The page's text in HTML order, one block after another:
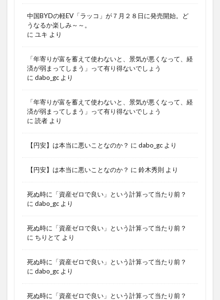
中国BYDの軽EV「ラッコ」が７月２８日に発売開始。ど
うなるか楽しみ～～。
に ユキ より
「年寄りが富を蓄えて使わないと、景気が悪くなって、経
済が弱まってしまう」って有り得ないでしょう
に dabo_gc より
「年寄りが富を蓄えて使わないと、景気が悪くなって、経
済が弱まってしまう」って有り得ないでしょう
に 読者 より
【円安】は本当に悪いことなのか？ に dabo_gc より
【円安】は本当に悪いことなのか？ に 鈴木秀則 より
死ぬ時に「資産ゼロで良い」という計算って当たり前？
に dabo_gc より
死ぬ時に「資産ゼロで良い」という計算って当たり前？
に ちりとて より
死ぬ時に「資産ゼロで良い」という計算って当たり前？
に dabo_gc より
死ぬ時に「資産ゼロで良い」という計算って当たり前？